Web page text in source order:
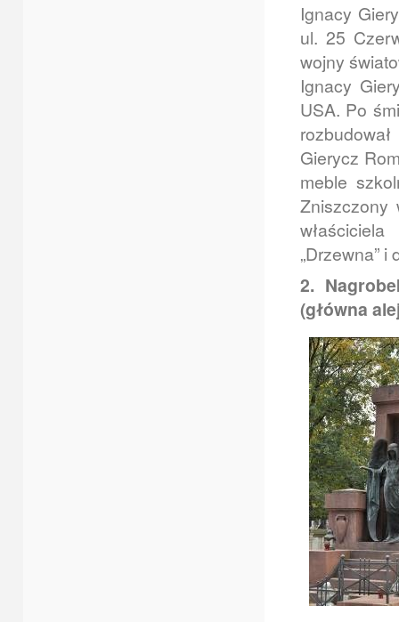
Ignacy
ul. 25
wojny
Ignacy
USA. Po
Gierycz
meble
Zniszczony
„Drzewna” i
2.
(główna